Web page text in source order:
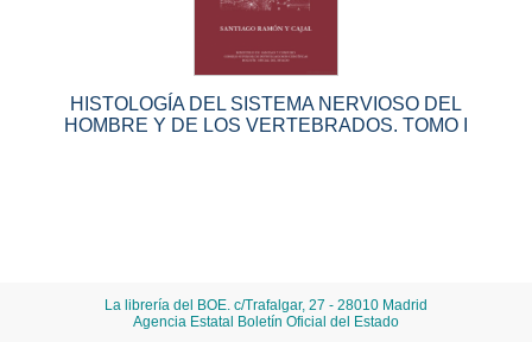
HISTOLOGÍA DEL SISTEMA NERVIOSO DEL
HOMBRE Y DE LOS VERTEBRADOS. TOMO I
La librería del BOE. c/Trafalgar, 27 - 28010 Madrid
Agencia Estatal Boletín Oficial del Estado